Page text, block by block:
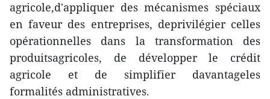
agricole,d'appliquer des mécanismes spéciaux
en faveur des entreprises, deprivilégier celles
opérationnelles dans la transformation des
produitsagricoles, de développer le crédit
agricole et de simplifier davantageles
formalités administratives.